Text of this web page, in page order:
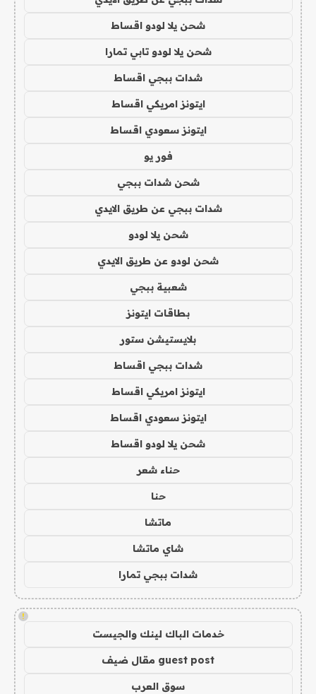
شحن يلا لودو اقساط
شحن يلا لودو تابي تمارا
شدات ببجي اقساط
ايتونز امريكي اقساط
ايتونز سعودي اقساط
فور يو
شحن شدات ببجي
شدات ببجي عن طريق الايدي
شحن يلا لودو
شحن لودو عن طريق الايدي
شعبية ببجي
بطاقات ايتونز
بلايستيشن ستور
شدات ببجي اقساط
ايتونز امريكي اقساط
ايتونز سعودي اقساط
شحن يلا لودو اقساط
حناء شعر
حنا
ماتشا
شاي ماتشا
شدات ببجي تمارا
!
خدمات الباك لينك والجيست
guest post مقال ضيف
سوق العرب